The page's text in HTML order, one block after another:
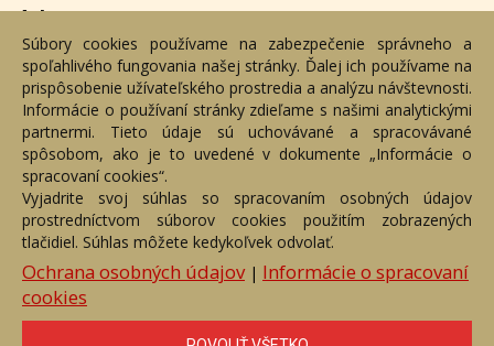
Adresa
Nižný Hrušov 333, 094 22, Slovenská republika
+421 905 356 921
+421 905 959 101
dartesro@dartesro.sk
Hlavná stránka Aukčný katalóg
Objednávka dražby
Termíny aukcií
Online Aukcia
DARTE AUKČNÁ SPOLOČNOSŤ s.r.o. © 2007 - 2026
Akékoľvek používanie obrazových a textových súčastí tejto stránky je
podmienené výslovným súhlasom jej vlastníka. Všetky práva sú
Súbory cookies používame na zabezpečenie správneho a
spoľahlivého fungovania našej stránky. Ďalej ich používame na
prispôsobenie užívateľského prostredia a analýzu návštevnosti.
Informácie o používaní stránky zdieľame s našimi analytickými
partnermi. Tieto údaje sú uchovávané a spracovávané
spôsobom, ako je to uvedené v dokumente „Informácie o
spracovaní cookies“.
Vyjadrite svoj súhlas so spracovaním osobných údajov
prostredníctvom súborov cookies použitím zobrazených
tlačidiel. Súhlas môžete kedykoľvek odvolať.
Ochrana osobných údajov| Informácie o spracovaní
cookies